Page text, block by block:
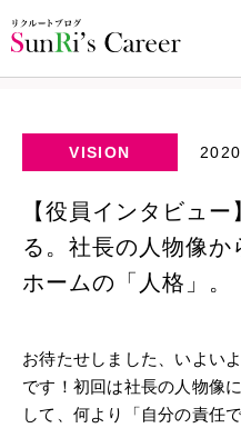
VISION
【役員インタビュ
る。社長の人物像
ホームの「人格」。
お待たせしました、いよい
です！初回は社長の人物像
して、何より「自分の責任